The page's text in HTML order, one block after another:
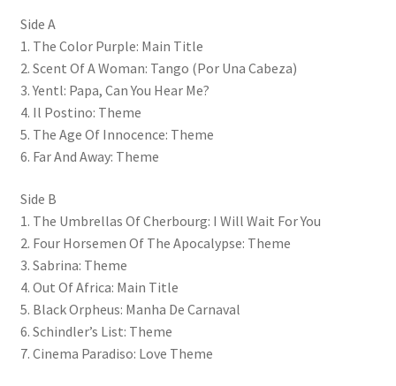
Side A
1. The Color Purple: Main Title
2. Scent Of A Woman: Tango (Por Una Cabeza)
3. Yentl: Papa, Can You Hear Me?
4. Il Postino: Theme
5. The Age Of Innocence: Theme
6. Far And Away: Theme
Side B
1. The Umbrellas Of Cherbourg: I Will Wait For You
2. Four Horsemen Of The Apocalypse: Theme
3. Sabrina: Theme
4. Out Of Africa: Main Title
5. Black Orpheus: Manha De Carnaval
6. Schindler’s List: Theme
7. Cinema Paradiso: Love Theme